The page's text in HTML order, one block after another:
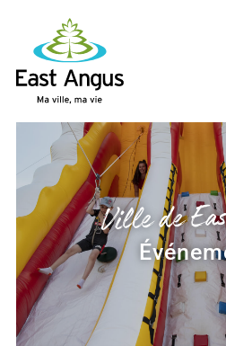
content
Ville de